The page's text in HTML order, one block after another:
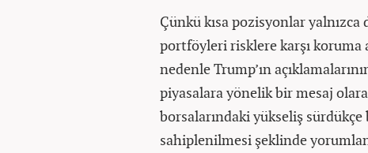
Çünkü kısa pozisyonlar
portföyleri risklere karşı koruma
nedenle Trump’ın
piyasalara yönelik bir mesaj
borsalarındaki yükseliş
sahiplenilmesi şeklinde